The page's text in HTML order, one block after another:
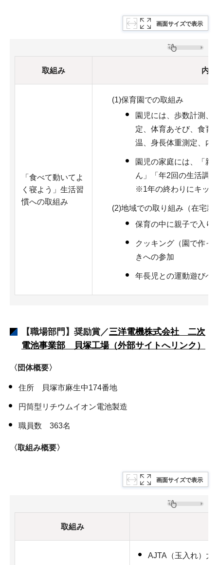
画面サイズで表示
取組み 内容
「食べて動いてよ
く寝よう」生活習
慣への取組み
(1)保育園での取組み
園児には、歩数計測、
定、体育あそび、食育
温、身長体重測定、内
園児の家庭には、「親
ん」「年2回の生活調
※1年の終わりにキッ
(2)地域での取り組み（在宅親
保育の中に親子で入り
クッキング（園で作っ
きへの参加
年長児との運動遊びへ
【職場部門】奨励賞／三洋電機株式会社 二次
電池事業部 貝塚工場（外部サイトへリンク）
〈団体概要〉
住所 貝塚市麻生中174番地
円筒型リチウムイオン電池製造
職員数 363名
〈取組み概要〉
画面サイズで表示
取組み
AJTA（玉入れ）大